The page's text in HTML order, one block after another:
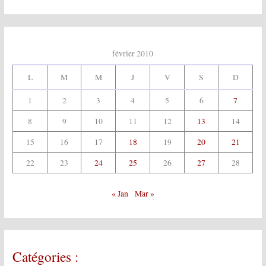
février 2010
L M M J V S D
1 2 3 4 5 6
7
8
9 10 11 12 13
14
15
16 17 18 19 20
21
22
23 24 25 26 27 28
« Jan Mar »
Catégories :